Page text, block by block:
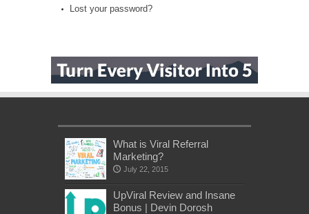
Lost your password?
What is Viral Referral
Marketing?
July 22, 2015
UpViral Review and Insane
Bonus | Devin Dorosh